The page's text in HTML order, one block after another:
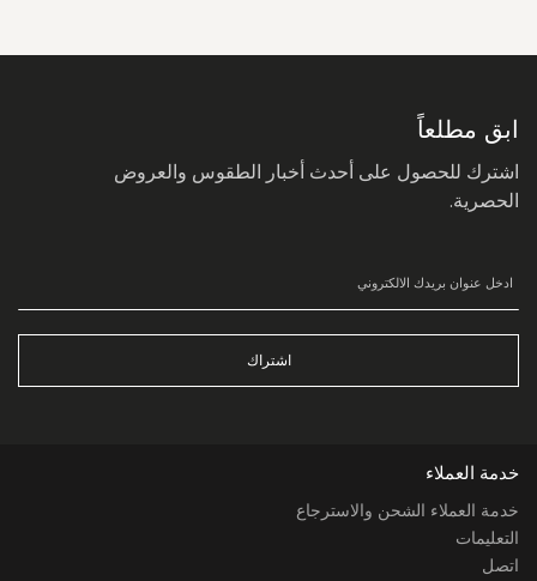
ابق مطلعاً
اشترك للحصول على أحدث أخبار الطقوس والعروض
الحصرية.
اشتراك
خدمة العملاء
خدمة العملاء الشحن والاسترجاع
التعليمات
اتصل